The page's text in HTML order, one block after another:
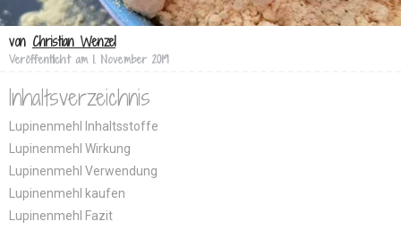
von Christian Wenzel
Veröffentlicht am 1. November 2019
Inhaltsverzeichnis
Lupinenmehl Inhaltsstoffe
Lupinenmehl Wirkung
Lupinenmehl Verwendung
Lupinenmehl kaufen
Lupinenmehl Fazit